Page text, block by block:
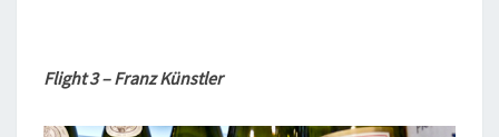
Flight 3 – Franz Künstler